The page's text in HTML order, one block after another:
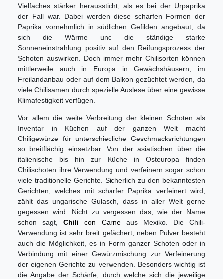
Vielfaches stärker heraussticht, als es bei der Urpaprika
der Fall war. Dabei werden diese scharfen Formen der
Paprika vornehmlich in südlichen Gefilden angebaut, da
sich die Wärme und die ständige starke
Sonneneinstrahlung positiv auf den Reifungsprozess der
Schoten auswirken. Doch immer mehr Chilisorten können
mittlerweile auch in Europa in Gewächshäusern, im
Freilandanbau oder auf dem Balkon gezüchtet werden, da
viele Chilisamen durch spezielle Auslese über eine gewisse
Klimafestigkeit verfügen.
Vor allem die weite Verbreitung der kleinen Schoten als
Inventar in Küchen auf der ganzen Welt macht
Chiligewürze für unterschiedliche Geschmacksrichtungen
so breitflächig einsetzbar. Von der asiatischen über die
italienische bis hin zur Küche in Osteuropa finden
Chilischoten ihre Verwendung und verfeinern sogar schon
viele traditionelle Gerichte. Sicherlich zu den bekanntesten
Gerichten, welches mit scharfer Paprika verfeinert wird,
zählt das ungarische Gulasch, dass in aller Welt gerne
gegessen wird. Nicht zu vergessen das, wie der Name
schon sagt,Chilicon Carneaus Mexiko. Die Chili-
Verwendung ist sehr breit gefächert, neben Pulver besteht
auch die Möglichkeit, es in Form ganzer Schoten oder in
Verbindung mit einer Gewürzmischung zur Verfeinerung
der eigenen Gerichte zu verwenden. Besonders wichtig ist
die Angabe der Schärfe, durch welche sich die jeweilige